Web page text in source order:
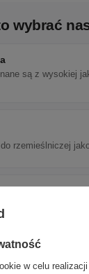
wybrać
są z wysokiej
rzemieślniczej
pasują do wielu
w celu realizacji